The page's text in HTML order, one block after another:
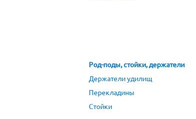
Род-поды, стойки, держатели
Держатели удилищ
Перекладины
Стойки